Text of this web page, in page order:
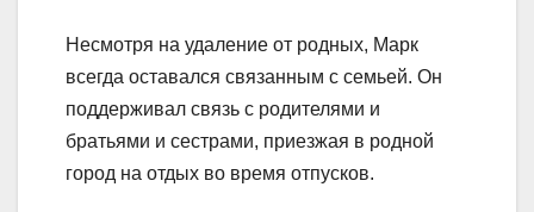
Несмотря на удаление от родных, Марк
всегда оставался связанным с семьей. Он
поддерживал связь с родителями и
братьями и сестрами, приезжая в родной
город на отдых во время отпусков.